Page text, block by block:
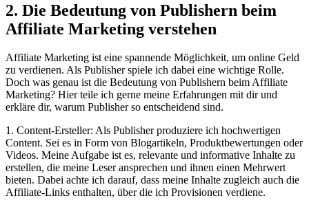
2. Die Bedeutung von Publishern beim
Affiliate Marketing verstehen
Affiliate Marketing ist eine spannende Möglichkeit, um online Geld
zu verdienen. Als Publisher spiele ich dabei eine wichtige Rolle.
Doch was genau ist die Bedeutung von Publishern beim Affiliate
Marketing? Hier teile ich gerne meine Erfahrungen mit dir und
erkläre dir, warum Publisher so entscheidend sind.
1. Content-Ersteller: Als Publisher produziere ich hochwertigen
Content. Sei es in Form von Blogartikeln, Produktbewertungen oder
Videos. Meine Aufgabe ist es, relevante und informative Inhalte zu
erstellen, die meine Leser ansprechen und ihnen einen Mehrwert
bieten. Dabei achte ich darauf, dass meine Inhalte zugleich auch die
Affiliate-Links enthalten, über die ich Provisionen verdiene.